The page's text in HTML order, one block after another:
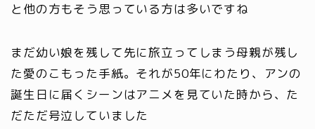
と他の方もそう思っている方は多いですね
まだ幼い娘を残して先に旅立ってしまう母親が残し
た愛のこもった手紙。それが50年にわたり、アンの
誕生日に届くシーンはアニメを見ていた時から、た
だただ号泣していました